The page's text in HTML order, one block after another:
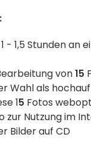
- 1,5 Stunden an
von15
Wahl als
15 Fotos
zur Nutzung im
Bilder auf CD